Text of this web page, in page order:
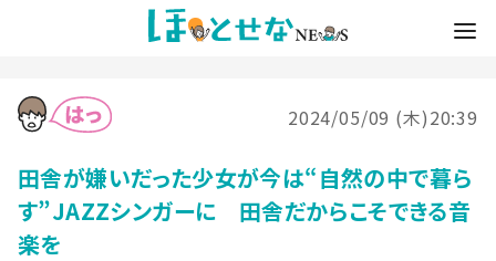
2024/05/09 (木)20:39
田舎が嫌いだった少女が今は“自然の中で暮ら
す”JAZZシンガーに 田舎だからこそできる音
楽を